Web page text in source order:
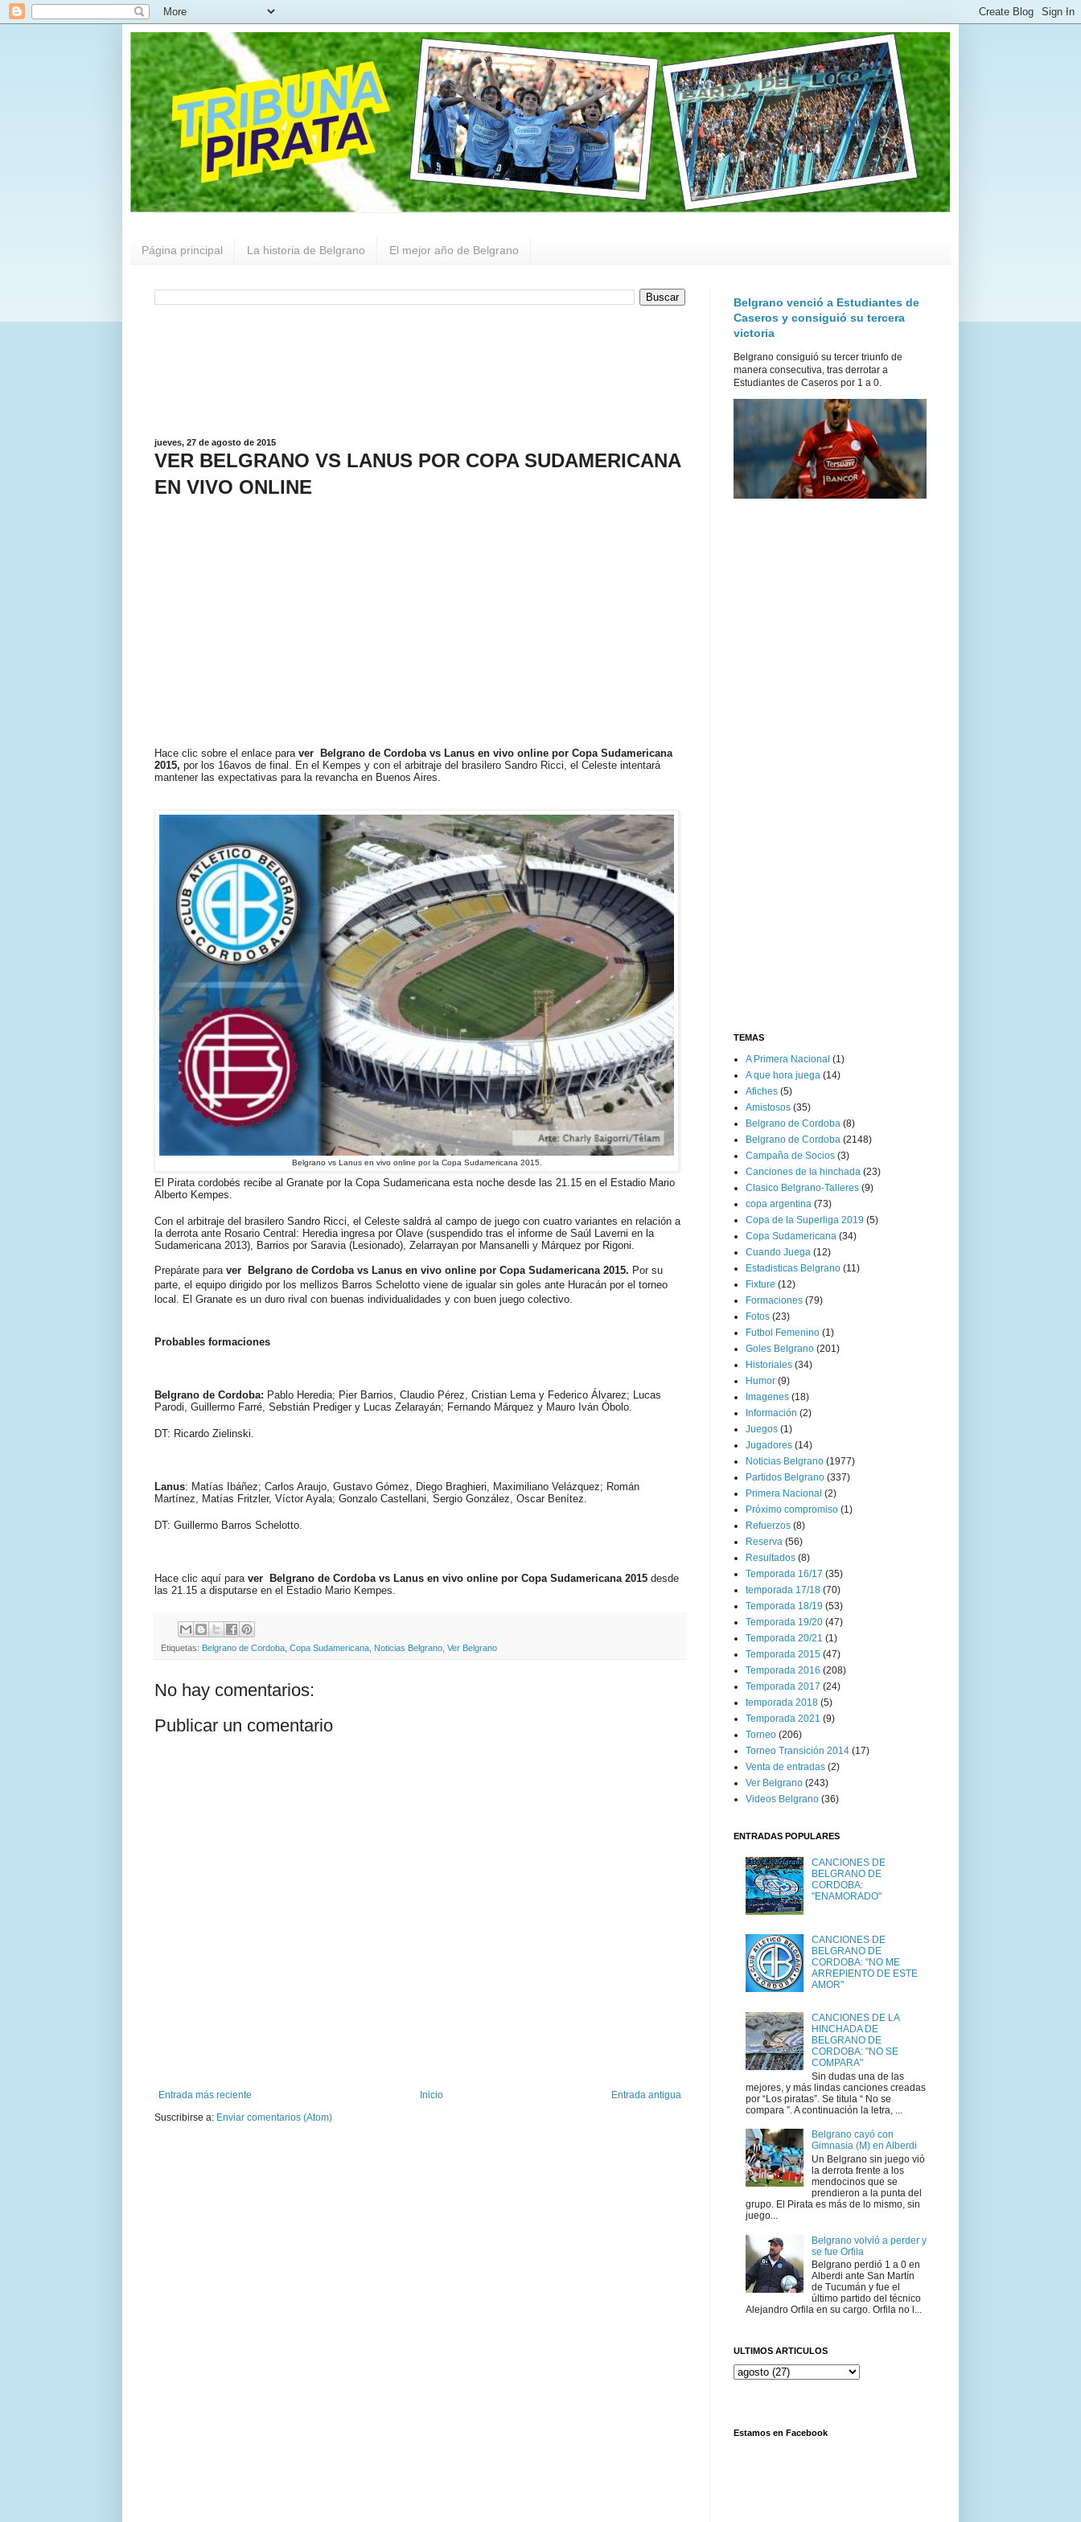
Página principal La historia de Belgrano El mejor año de Belgrano
jueves, 27 de agosto de 2015
VER BELGRANO VS LANUS POR COPA SUDAMERICANA
EN VIVO ONLINE
Hace clic sobre el enlace para ver Belgrano de Cordoba vs Lanus en vivo online por Copa Sudamericana
2015, por los 16avos de final. En el Kempes y con el arbitraje del brasilero Sandro Ricci, el Celeste intentará
mantener las expectativas para la revancha en Buenos Aires.
Belgrano vs Lanus en vivo online por la Copa Sudamericana 2015.
El Pirata cordobés recibe al Granate por la Copa Sudamericana esta noche desde las 21.15 en el Estadio Mario
Alberto Kempes.
Con el arbitraje del brasilero Sandro Ricci, el Celeste saldrá al campo de juego con cuatro variantes en relación a
la derrota ante Rosario Central: Heredia ingresa por Olave (suspendido tras el informe de Saúl Laverni en la
Sudamericana 2013), Barrios por Saravia (Lesionado), Zelarrayan por Mansanelli y Márquez por Rigoni.
Prepárate paraver Belgrano de Cordoba vs Lanus en vivo online por Copa Sudamericana 2015. Por su
parte, el equipo dirigido por los mellizos Barros Schelotto viene de igualar sin goles ante Huracán por el torneo
local. El Granate es un duro rival con buenas individualidades y con buen juego colectivo.
Probables formaciones
Belgrano de Cordoba: Pablo Heredia; Pier Barrios, Claudio Pérez, Cristian Lema y Federico Álvarez; Lucas
Parodi, Guillermo Farré, Sebstián Prediger y Lucas Zelarayán; Fernando Márquez y Mauro Iván Óbolo.
DT: Ricardo Zielinski.
Lanus: Matías Ibáñez; Carlos Araujo, Gustavo Gómez, Diego Braghieri, Maximiliano Velázquez; Román
Martínez, Matías Fritzler, Víctor Ayala; Gonzalo Castellani, Sergio González, Oscar Benítez.
DT: Guillermo Barros Schelotto.
Hace clic aquí para ver Belgrano de Cordoba vs Lanus en vivo online por Copa Sudamericana 2015 desde
las 21.15 a disputarse en el Estadio Mario Kempes.
Etiquetas: Belgrano de Cordoba Copa Sudamericana Noticias Belgrano Ver Belgrano
No hay comentarios:
Publicar un comentario
Entrada más reciente Entrada antigua
Inicio
Suscribirse a: Enviar comentarios (Atom)
Belgrano venció a Estudiantes de
Caseros y consiguió su tercera
victoria
Belgrano consiguió su tercer triunfo de
manera consecutiva, tras derrotar a
Estudiantes de Caseros por 1 a 0.
TEMAS
A Primera Nacional (1)
A que hora juega (14)
Afiches (5)
Amistosos (35)
Belgrano de Cordoba (8)
Belgrano de Cordoba (2148)
Campaña de Socios (3)
Canciones de la hinchada (23)
Clasico Belgrano-Talleres (9)
copa argentina (73)
Copa de la Superliga 2019 (5)
Copa Sudamericana (34)
Cuando Juega (12)
Estadisticas Belgrano (11)
Fixture (12)
Formaciones (79)
Fotos (23)
Futbol Femenino (1)
Goles Belgrano (201)
Historiales (34)
Humor (9)
Imagenes (18)
Información (2)
Juegos (1)
Jugadores (14)
Noticias Belgrano (1977)
Partidos Belgrano (337)
Primera Nacional (2)
Próximo compromiso (1)
Refuerzos (8)
Reserva (56)
Resultados (8)
Temporada 16/17 (35)
temporada 17/18 (70)
Temporada 18/19 (53)
Temporada 19/20 (47)
Temporada 20/21 (1)
Temporada 2015 (47)
Temporada 2016 (208)
Temporada 2017 (24)
temporada 2018 (5)
Temporada 2021 (9)
Torneo (206)
Torneo Transición 2014 (17)
Venta de entradas (2)
Ver Belgrano (243)
Videos Belgrano (36)
ENTRADAS POPULARES
CANCIONES DE
BELGRANO DE
CORDOBA:
"ENAMORADO"
CANCIONES DE
BELGRANO DE
CORDOBA: "NO ME
ARREPIENTO DE ESTE
AMOR"
CANCIONES DE LA
HINCHADA DE
BELGRANO DE
CORDOBA: "NO SE
COMPARA"
Sin dudas una de las
mejores, y más lindas canciones creadas
por “Los piratas”. Se titula “ No se
compara ”. A continuación la letra, ...
Belgrano cayó con
Gimnasia (M) en Alberdi
Un Belgrano sin juego vió
la derrota frente a los
mendocinos que se
prendieron a la punta del
grupo. El Pirata es más de lo mismo, sin
juego...
Belgrano volvió a perder y
se fue Orfila
Belgrano perdió 1 a 0 en
Alberdi ante San Martín
de Tucumán y fue el
último partido del técnico
Alejandro Orfila en su cargo. Orfila no l...
ULTIMOS ARTICULOS
Estamos en Facebook